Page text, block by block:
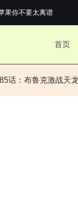
满贯对上全满亚，德约
》正式上线，官...
首页
话：布鲁克激战天